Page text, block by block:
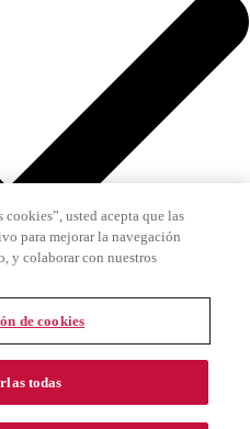
usted acepta que las
para mejorar la navegación
y colaborar con nuestros
de cookies
todas